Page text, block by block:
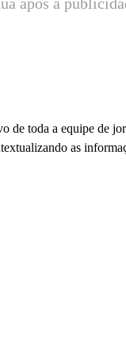
de toda a equipe de
as